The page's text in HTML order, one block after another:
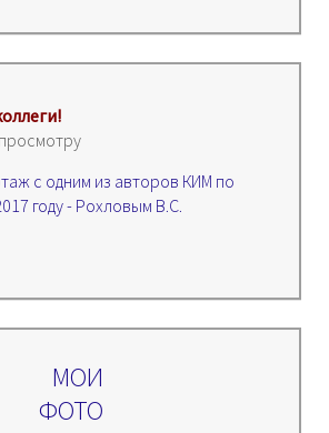
с одним из авторов КИМ по
году - Рохловым В.С.
МОИ
ФОТО